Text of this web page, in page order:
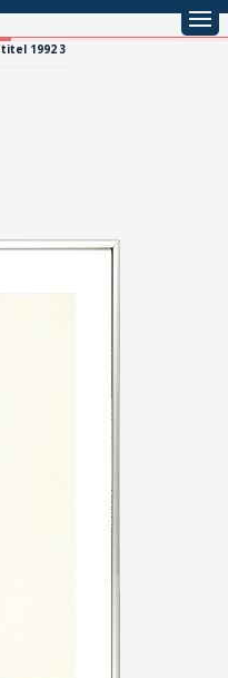
1992 3